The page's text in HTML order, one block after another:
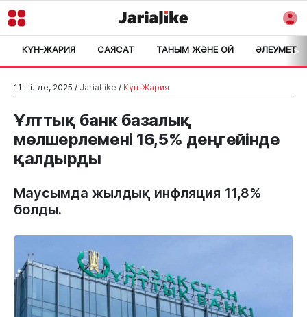
КҮН-ЖАРИЯ САЯСАТ ТАНЫМ ЖӘНЕ ОЙ ӘЛЕУМЕТ>
11 шілде, 2025 / JariaLike / Күн-Жария
Ұлттық банк базалық
мөлшерлемені 16,5% деңгейінде
қалдырды
Маусымда жылдық инфляция 11,8%
болды.